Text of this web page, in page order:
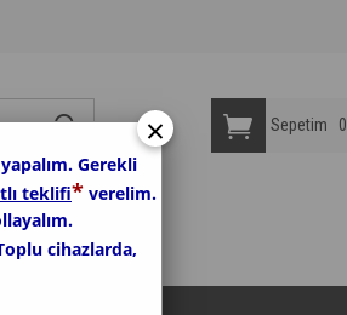
Sepetim 0
×
Gerekli
teklifi* verelim.
cihazlarda,